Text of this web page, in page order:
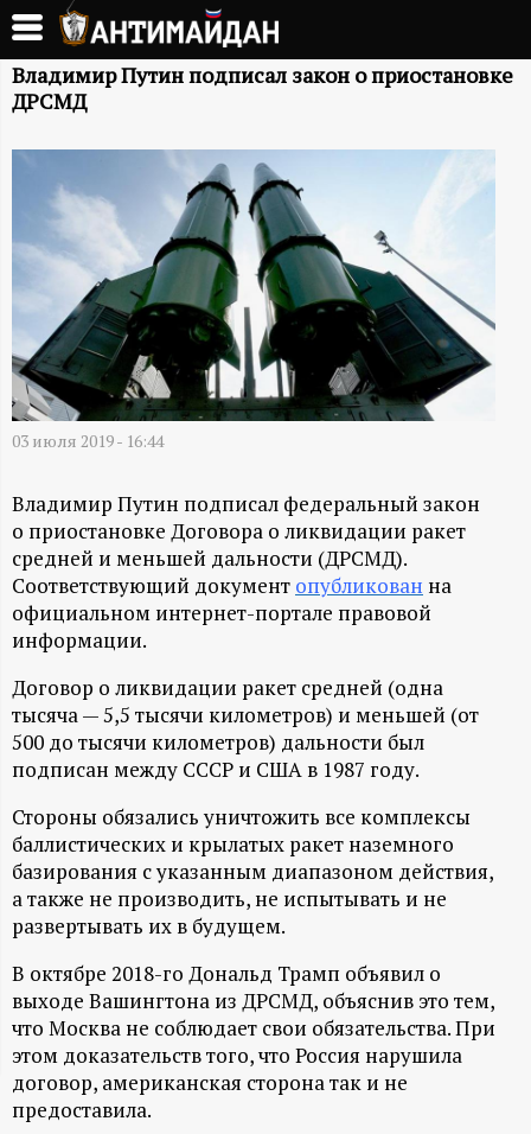
Перейти
основному
содержанию
А
И
М
А
Й
А
Н
-
и
н
ф
о
р
м
а
ц
Владимир Путин подписал закон о приостановке
ДРСМД
03 июля 2019 - 16:44
Владимир Путин подписал федеральный закон
о приостановке Договора о ликвидации ракет
средней и меньшей дальности (ДРСМД).
Соответствующий документ опубликован на
официальном интернет-портале правовой
информации.
Договор о ликвидации ракет средней (одна
тысяча — 5,5 тысячи километров) и меньшей (от
500 до тысячи километров) дальности был
подписан между СССР и США в 1987 году.
Стороны обязались уничтожить все комплексы
баллистических и крылатых ракет наземного
базирования с указанным диапазоном действия,
а также не производить, не испытывать и не
развертывать их в будущем.
В октябре 2018-го Дональд Трамп объявил о
выходе Вашингтона из ДРСМД, объяснив это тем,
что Москва не соблюдает свои обязательства. При
этом доказательств того, что Россия нарушила
договор, американская сторона так и не
предоставила.